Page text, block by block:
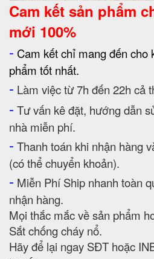
Cam kết sản phẩm
mới 100%
- Cam kết chỉ mang đến cho
phẩm tốt nhất.
- Làm việc từ 7h đến 22h cả
- Tư vấn kê đặt, hướng dẫn
nhà miễn phí.
- Thanh toán khi nhận hàng
(có thể chuyển khoản).
- Miễn Phí Ship nhanh toàn
nhận hàng.
Mọi thắc mắc về sản phẩm
Sắt chống cháy nổ.
Hãy để lại ngay SĐT hoặc